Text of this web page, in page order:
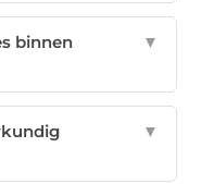
binnen
▼
▼